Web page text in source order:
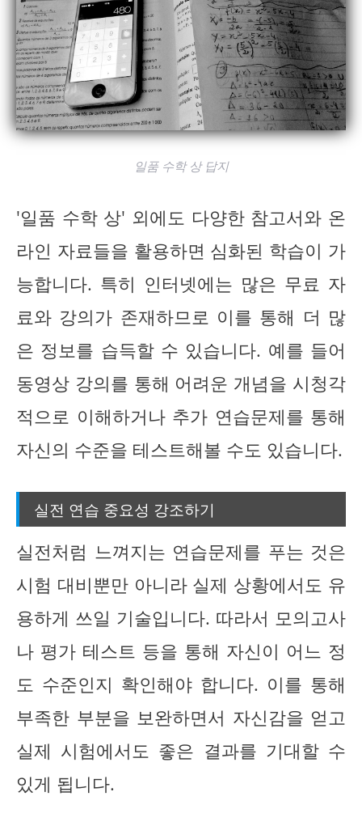
일품 수학 상 답지
'일품 수학 상' 외에도 다양한 참고서와 온
라인 자료들을 활용하면 심화된 학습이 가
능합니다. 특히 인터넷에는 많은 무료 자
료와 강의가 존재하므로 이를 통해 더 많
은 정보를 습득할 수 있습니다. 예를 들어
동영상 강의를 통해 어려운 개념을 시청각
적으로 이해하거나 추가 연습문제를 통해
자신의 수준을 테스트해볼 수도 있습니다.
실전 연습 중요성 강조하기
실전처럼 느껴지는 연습문제를 푸는 것은
시험 대비뿐만 아니라 실제 상황에서도 유
용하게 쓰일 기술입니다. 따라서 모의고사
나 평가 테스트 등을 통해 자신이 어느 정
도 수준인지 확인해야 합니다. 이를 통해
부족한 부분을 보완하면서 자신감을 얻고
실제 시험에서도 좋은 결과를 기대할 수
있게 됩니다.